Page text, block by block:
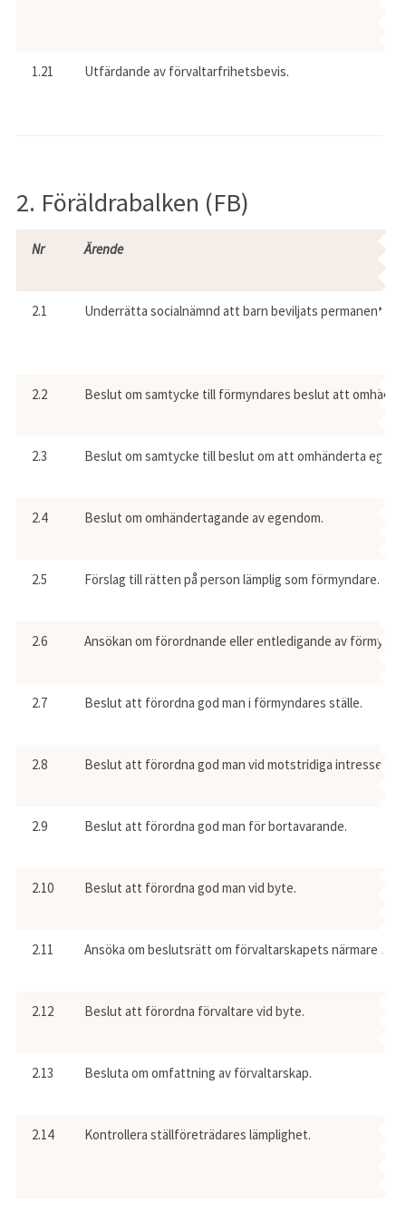
1.21 Utfärdande av förvaltarfrihetsbevis.
2. Föräldrabalken (FB)
Nr Ärende
2.1 Underrätta socialnämnd att barn beviljats permanent
2.2 Beslut om samtycke till förmyndares beslut att
2.3 Beslut om samtycke till beslut om att omhänderta
2.4 Beslut om omhändertagande av egendom.
2.5 Förslag till rätten på person lämplig som förmyndare.
2.6 Ansökan om förordnande eller entledigande av
2.7 Beslut att förordna god man i förmyndares ställe.
2.8 Beslut att förordna god man vid motstridiga intressen.
2.9 Beslut att förordna god man för bortavarande.
2.10 Beslut att förordna god man vid byte.
2.11 Ansöka om beslutsrätt om förvaltarskapets närmare
2.12 Beslut att förordna förvaltare vid byte.
2.13 Besluta om omfattning av förvaltarskap.
2.14 Kontrollera ställföreträdares lämplighet.